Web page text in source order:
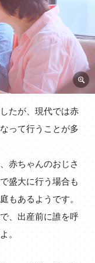
たが、現代では赤
って行うことが多
赤ちゃんのおじさ
盛大に行う場合も
もあるようです。
、出産前に誰を呼
。